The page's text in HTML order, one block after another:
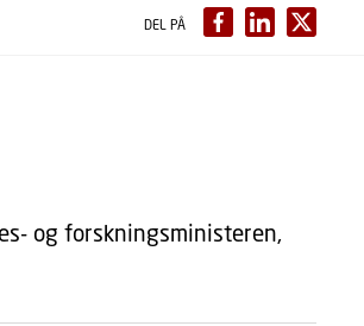
DEL PÅ
og forskningsministeren,